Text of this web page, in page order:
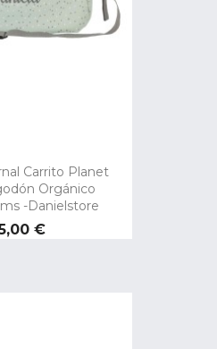
Carrito Planet
Orgánico
-Danielstore
€